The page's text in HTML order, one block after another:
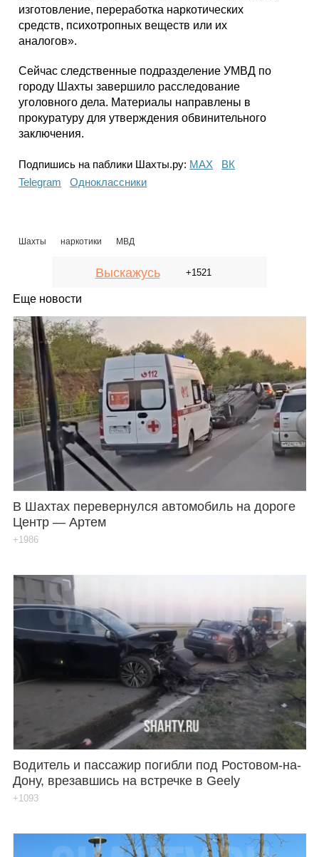
изготовление, переработка наркотических
средств, психотропных веществ или их
аналогов».
Сейчас следственные подразделение УМВД по
городу Шахты завершило расследование
уголовного дела. Материалы направлены в
прокуратуру для утверждения обвинительного
заключения.
Подпишись на паблики Шахты.ру: МАХ
ВК
Telegram
Одноклассники
Шахты наркотики МВД
Выскажусь +1521
Еще новости
В Шахтах перевернулся автомобиль на дороге
Центр — Артем
+1986
Водитель и пассажир погибли под Ростовом-на-
Дону, врезавшись на встречке в Geely
+1093